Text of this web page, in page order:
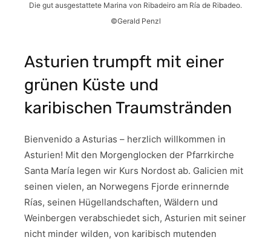
Die gut ausgestattete Marina von Ribadeiro am Ría de Ribadeo.
©Gerald Penzl
Asturien trumpft mit einer
grünen Küste und
karibischen Traumstränden
Bienvenido a Asturias – herzlich willkommen in
Asturien! Mit den Morgenglocken der Pfarrkirche
Santa María legen wir Kurs Nordost ab. Galicien mit
seinen vielen, an Norwegens Fjorde erinnernde
Rías, seinen Hügellandschaften, Wäldern und
Weinbergen verabschiedet sich, Asturien mit seiner
nicht minder wilden, von karibisch mutenden